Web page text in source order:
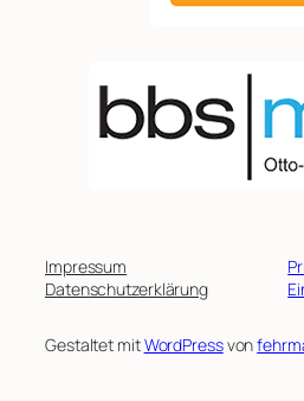
Impressum
Datenschutzerklärung
Gestaltet mitWordPressvon